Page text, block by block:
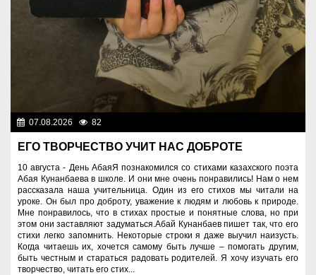
07.08.2026 82
ЕГО ТВОРЧЕСТВО УЧИТ НАС ДОБРОТЕ
10 августа - День АбаяЯ познакомился со стихами казахского поэта
Абая Кунанбаева в школе. И они мне очень понравились! Нам о нем
рассказала наша учительница. Один из его стихов мы читали на
уроке. Он был про доброту, уважение к людям и любовь к природе.
Мне понравилось, что в стихах простые и понятные слова, но при
этом они заставляют задуматься.Абай Кунанбаев пишет так, что его
стихи легко запомнить. Некоторые строки я даже выучил наизусть.
Когда читаешь их, хочется самому быть лучше – помогать другим,
быть честным и стараться радовать родителей. Я хочу изучать его
творчество, читать его стих...